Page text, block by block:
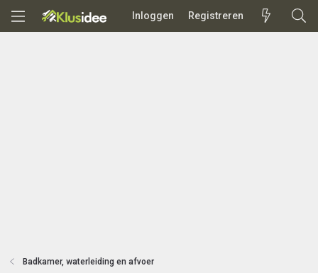
Inloggen Registreren
Badkamer, waterleiding en afvoer